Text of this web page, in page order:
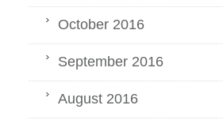
October 2016
September 2016
August 2016